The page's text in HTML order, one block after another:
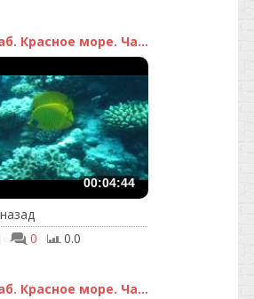
Красное море. Ча...
00:04:44
0 0.0
Красное море. Ча...